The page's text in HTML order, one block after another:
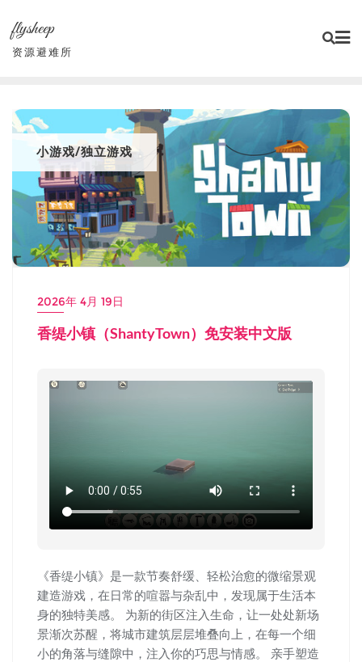
content
flysheep
资源避难所
小游戏/独立游戏
2026年 4月 19日
香缇小镇（ShantyTown）免安装中文版
《香缇小镇》是一款节奏舒缓、轻松治愈的微缩景观
建造游戏，在日常的喧嚣与杂乱中，发现属于生活本
身的独特美感。 为新的街区注入生命，让一处处新场
景渐次苏醒，将城市建筑层层堆叠向上，在每一个细
小的角落与缝隙中，注入你的巧思与情感。 亲手塑造